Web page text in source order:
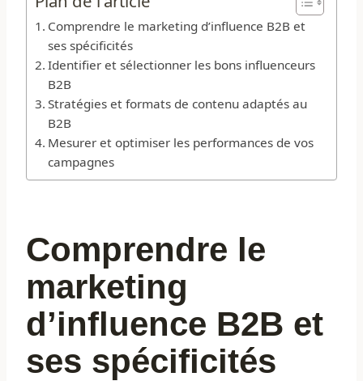
Comprendre le marketing d’influence B2B et
ses spécificités
Identifier et sélectionner les bons influenceurs
B2B
Stratégies et formats de contenu adaptés au
B2B
Mesurer et optimiser les performances de vos
campagnes
Comprendre le
marketing
d’influence B2B et
ses spécificités